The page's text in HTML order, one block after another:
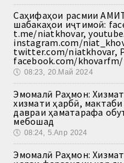
Саҳифаҳои расмии
шабакаҳои иҷтимоӣ:
t.me/niatkhovar,
instagram.com/
twitter.com/niatkhovar,
facebook.com/khovarfm/
🕔 08:23, 20.Май 2024
Эмомалӣ Раҳмон:
хизмати ҳарбӣ,
давраи ҳаматарафа
мебошад
🕔 08:24, 5.Апр 2024
Эмомалӣ Раҳмон: